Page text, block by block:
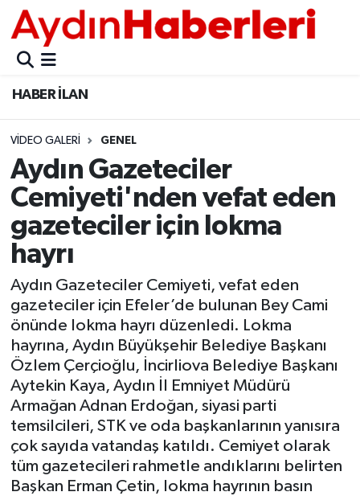
HABER İLAN
VIDEO GALERI GENEL
Aydın Gazeteciler
Cemiyeti'nden vefat eden
gazeteciler için lokma
hayrı
Aydın Gazeteciler Cemiyeti, vefat eden
gazeteciler için Efeler’de bulunan Bey Cami
önünde lokma hayrı düzenledi. Lokma
hayrına, Aydın Büyükşehir Belediye Başkanı
Özlem Çerçioğlu, İncirliova Belediye Başkanı
Aytekin Kaya, Aydın İl Emniyet Müdürü
Armağan Adnan Erdoğan, siyasi parti
temsilcileri, STK ve oda başkanlarının yanısıra
çok sayıda vatandaş katıldı. Cemiyet olarak
tüm gazetecileri rahmetle andıklarını belirten
Başkan Erman Çetin, lokma hayrının basın
GÜNCEL
POLİTİKA
BELEDİYELER
ASAYİŞ
EKONOMİ
BÜLTEN
ÇEVRE
DIŞ
DÜNYA
EGE
EĞİTİM
Aydın Nöbetçi Eczaneler
Aydın Hava Durumu
Aydin Namaz Vakitleri
Aydın Trafik Yoğunluk Haritası
Süper Lig Puan Durumu ve Fikstür
Tüm Manşetler
Son Dakika Haberleri
Haber Arşivi